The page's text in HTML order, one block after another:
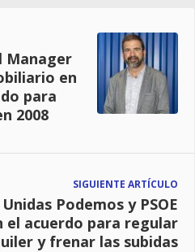
Manager
en
para
2008
SIGUIENTE ARTÍCULO
Unidas Podemos y PSOE
el acuerdo para regular
y frenar las subidas